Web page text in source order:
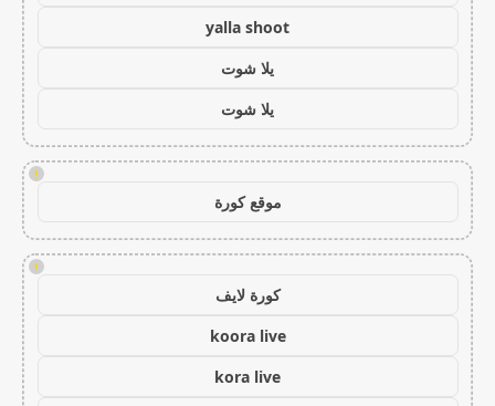
yalla shoot
يلا شوت
يلا شوت
!
موقع كورة
!
كورة لايف
koora live
kora live